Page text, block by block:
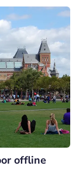
offline